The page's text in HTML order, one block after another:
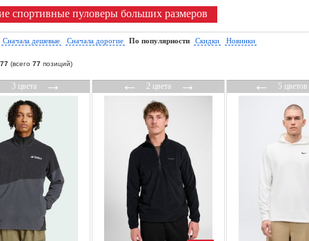
спортивные пуловеры больших размеров
Сначала дешевые Сначала дорогие По популярности Скидки Новинки
77 (всего 77 позиций)
3 цвета→ ←2 цвета→ ←5 цветов